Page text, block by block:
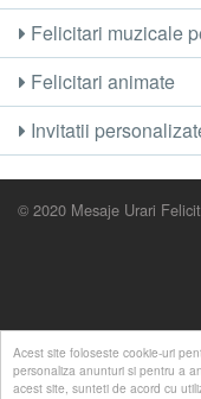
Acest site foloseste cookie-uri
personaliza anunturi si pentru a
acest site, sunteti de acord cu
Felicitari muzicale
Felicitari animate
Invitatii
© 2020 Mesaje Urari